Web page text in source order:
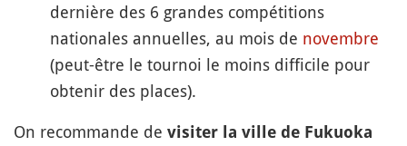
dernière des 6 grandes compétitions
nationales annuelles, au mois de novembre
(peut-être le tournoi le moins difficile pour
obtenir des places).
On recommande de visiter la ville de Fukuoka